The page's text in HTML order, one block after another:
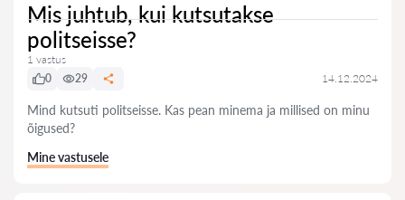
Mis juhtub, kui kutsutakse
politseisse?
1 vastus
0
29 14.12.2024
Mind kutsuti politseisse. Kas pean minema ja millised on minu
õigused?
Mine vastusele